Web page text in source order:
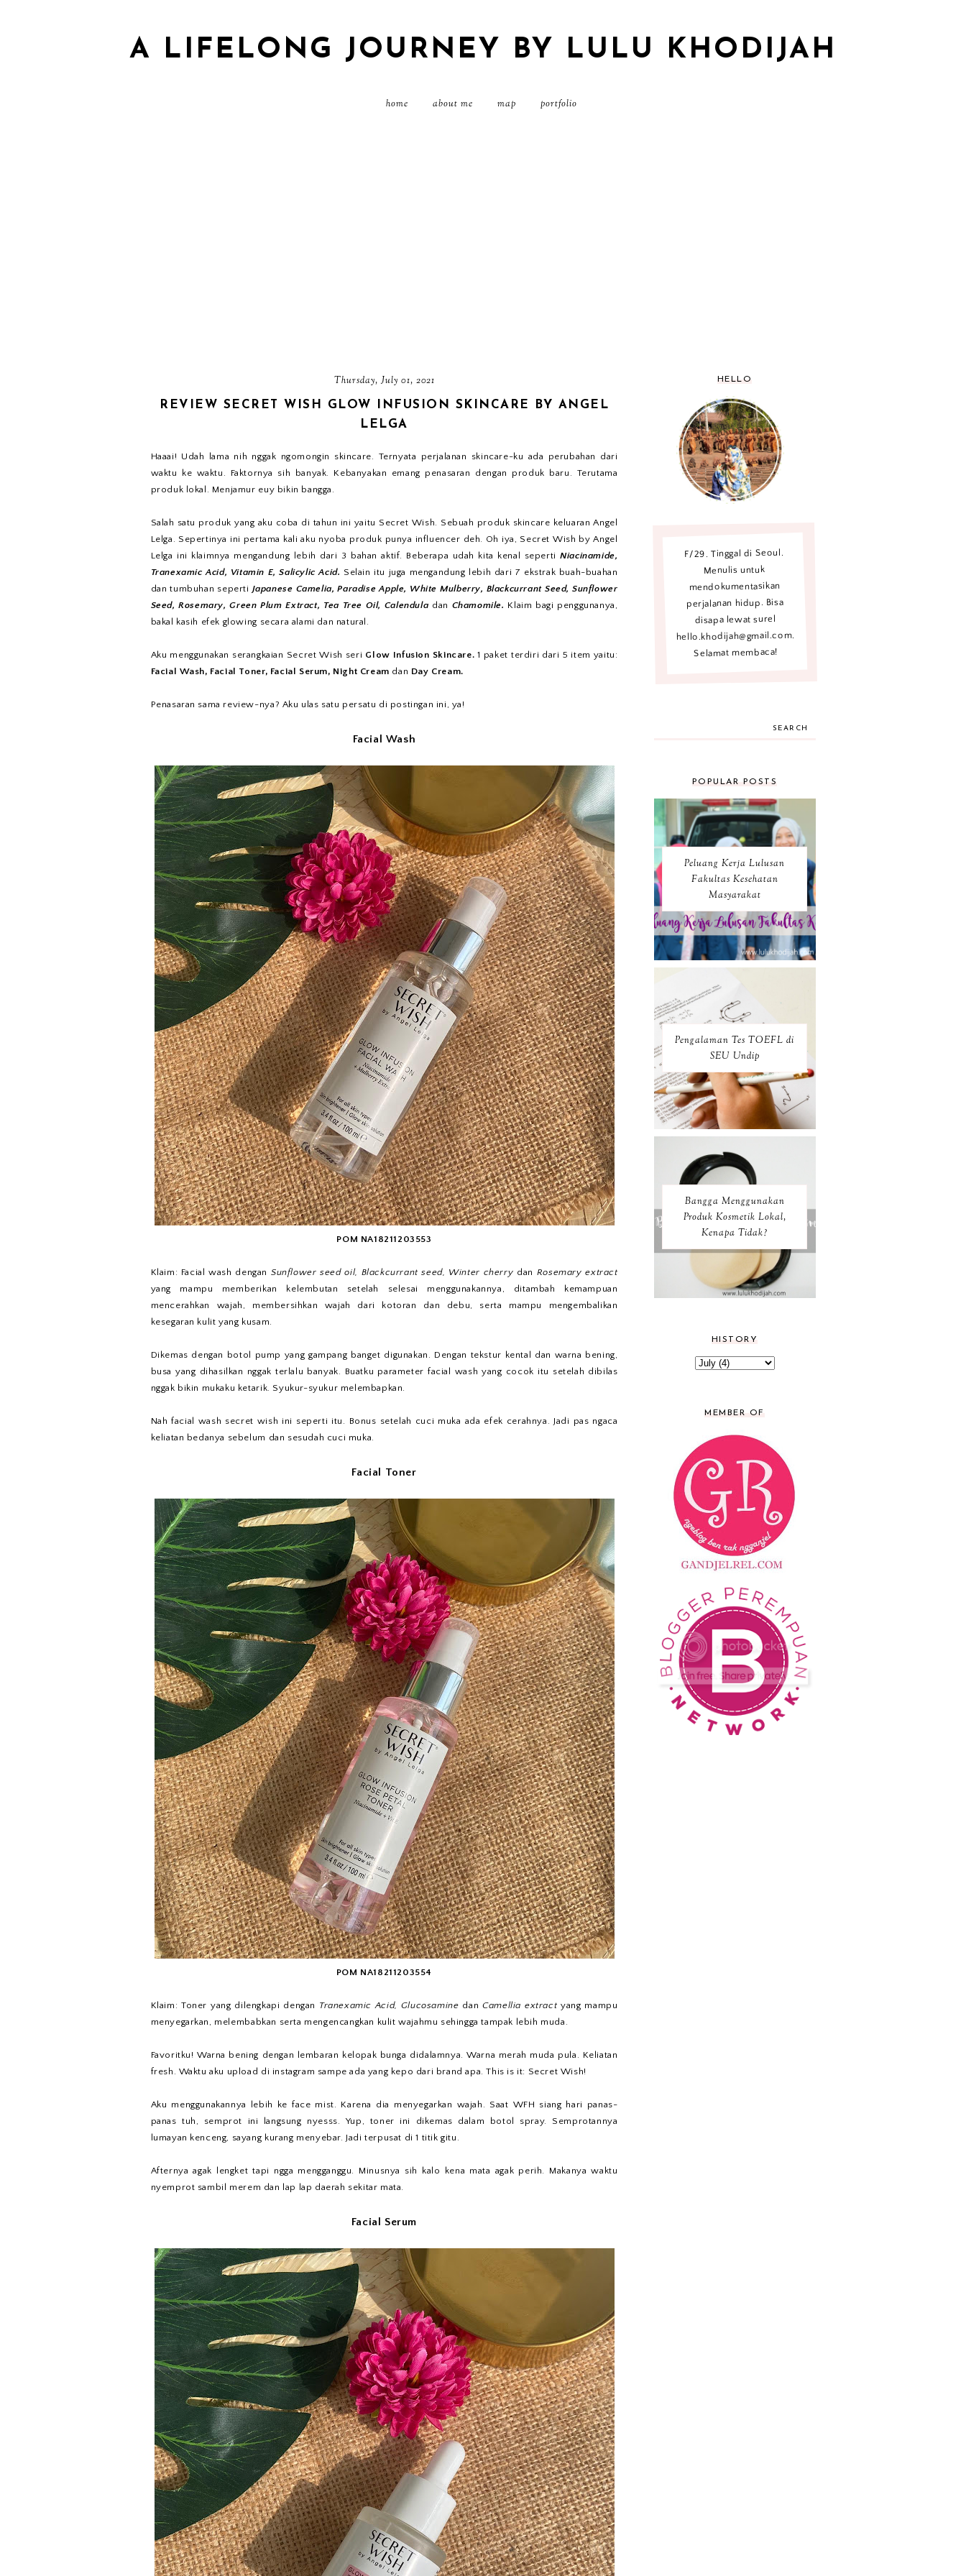
A LIFELONG JOURNEY BY LULU KHODIJAH
home about me map portfolio
Thursday, July 01, 2021
REVIEW SECRET WISH GLOW INFUSION SKINCARE BY ANGEL
LELGA
Haaai! Udah lama nih nggak ngomongin skincare. Ternyata perjalanan skincare-ku ada perubahan dari
waktu ke waktu. Faktornya sih banyak. Kebanyakan emang penasaran dengan produk baru. Terutama
produk lokal. Menjamur euy bikin bangga.
Salah satu produk yang aku coba di tahun ini yaitu Secret Wish. Sebuah produk skincare keluaran Angel
Lelga. Sepertinya ini pertama kali aku nyoba produk punya influencer deh. Oh iya, Secret Wish by Angel
Lelga ini klaimnya mengandung lebih dari 3 bahan aktif. Beberapa udah kita kenal sepertiNiacinamide,
Tranexamic Acid, Vitamin E, Salicylic Acid. Selain itu juga mengandung lebih dari 7 ekstrak buah-buahan
dan tumbuhan seperti Japanese Camelia, Paradise Apple, White Mulberry, Blackcurrant Seed, Sunflower
Seed, Rosemary, Green Plum Extract, Tea Tree Oil, Calendula dan Chamomile. Klaim bagi penggunanya,
bakal kasih efek glowing secara alami dan natural.
Aku menggunakan serangkaian Secret Wish seri Glow Infusion Skincare.1 paket terdiri dari 5 item yaitu:
Facial Wash, Facial Toner, Facial Serum, Night Cream dan Day Cream.
Penasaran sama review-nya? Aku ulas satu persatu di postingan ini, ya!
Facial Wash
POM NA18211203553
Klaim: Facial wash dengan Sunflower seed oil, Blackcurrant seed, Winter cherry dan Rosemary extract
yang mampu memberikan kelembutan setelah selesai menggunakannya, ditambah kemampuan
mencerahkan wajah, membersihkan wajah dari kotoran dan debu, serta mampu mengembalikan
kesegaran kulit yang kusam.
Dikemas dengan botol pump yang gampang banget digunakan. Dengan tekstur kental dan warna bening,
busa yang dihasilkan nggak terlalu banyak. Buatku parameter facial wash yang cocok itu setelah dibilas
nggak bikin mukaku ketarik. Syukur-syukur melembapkan.
Nah facial wash secret wish ini seperti itu. Bonus setelah cuci muka ada efek cerahnya. Jadi pas ngaca
keliatan bedanya sebelum dan sesudah cuci muka.
Facial Toner
POM NA18211203554
Klaim: Toner yang dilengkapi dengan Tranexamic Acid, Glucosamine danCamellia extract yang mampu
menyegarkan, melembabkan serta mengencangkan kulit wajahmu sehingga tampak lebih muda.
Favoritku! Warna bening dengan lembaran kelopak bunga didalamnya. Warna merah muda pula. Keliatan
fresh. Waktu aku upload di instagram sampe ada yang kepo dari brand apa. This is it: Secret Wish!
Aku menggunakannya lebih ke face mist. Karena dia menyegarkan wajah. Saat WFH siang hari panas-
panas tuh, semprot ini langsung nyesss. Yup, toner ini dikemas dalam botol spray. Semprotannya
lumayan kenceng, sayang kurang menyebar. Jadi terpusat di 1 titik gitu.
Afternya agak lengket tapi ngga mengganggu. Minusnya sih kalo kena mata agak perih. Makanya waktu
nyemprot sambil merem dan lap lap daerah sekitar mata.
Facial Serum
HELLO
F/29. Tinggal di Seoul.
Menulis untuk
mendokumentasikan
perjalanan hidup. Bisa
disapa lewat surel
hello.khodijah@gmail.com.
Selamat membaca!
SEARCH
POPULAR POSTS
Peluang Kerja Lulusan
Fakultas Kesehatan
Masyarakat
Pengalaman Tes TOEFL di
SEU Undip
Bangga Menggunakan
Produk Kosmetik Lokal,
Kenapa Tidak?
HISTORY
MEMBER OF